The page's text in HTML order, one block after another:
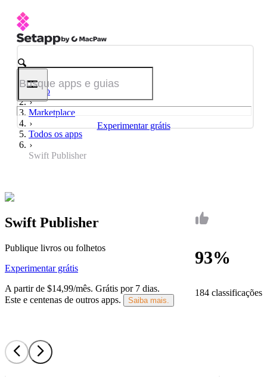
Experimentar grátis
Início
Marketplace
Todos os apps
Swift Publisher
93%
184 classificações
Swift Publisher
Publique livros ou folhetos
Experimentar grátis
A partir de $14,99/mês. Grátis por 7 dias.
Este e centenas de outros apps.
Saiba mais.